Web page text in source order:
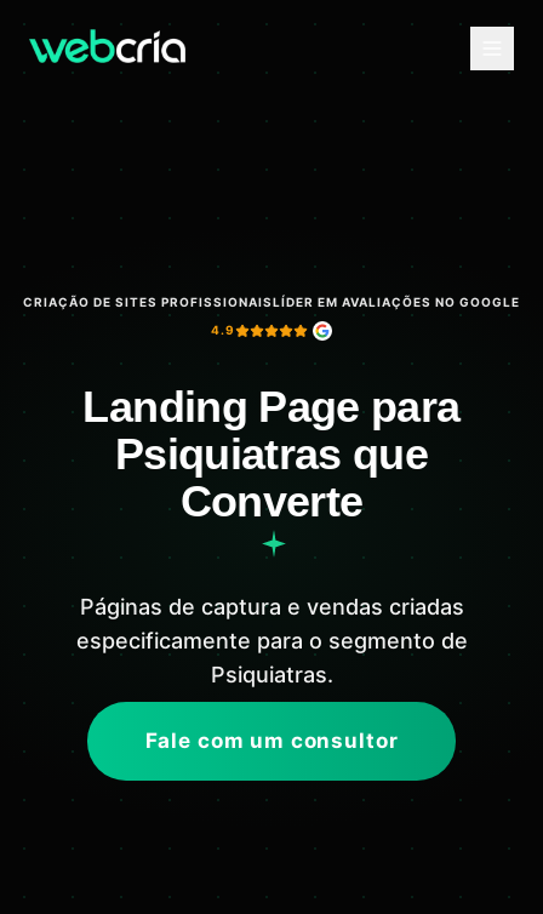
CRIAÇÃO DE SITES PROFISSIONAISLÍDER EM AVALIAÇÕES NO GOOGLE
4.9
Landing Page para
Psiquiatras que
Converte
Páginas de captura e vendas criadas
especificamente para o segmento de
Psiquiatras.
Fale com um consultor